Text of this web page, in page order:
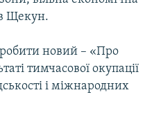
Щекун.
новий – «Про
тимчасової окупації
і міжнародних